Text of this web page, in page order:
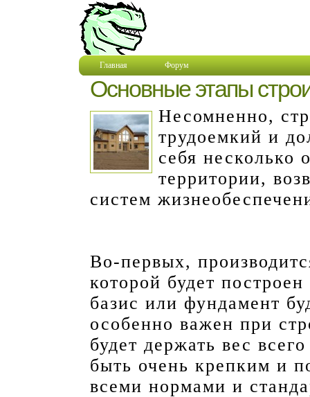
Главная Форум
Основные этапы
Несомненно,
трудоемкий и
себя несколько
территории,
систем
Во-первых,
которой будет
базис или фундамент
особенно важен при
будет держать вес
быть очень крепким и
всеми нормами и